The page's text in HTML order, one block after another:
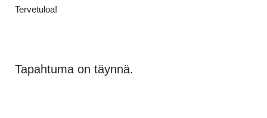
Tervetuloa!
Tapahtuma on täynnä.